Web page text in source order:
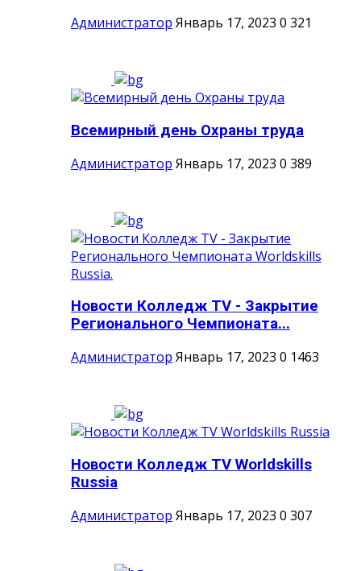
Администратор Январь 17, 2023 0 321
Всемирный день Охраны труда
Администратор Январь 17, 2023 0 389
Новости Колледж TV - Закрытие
Регионального Чемпионата...
Администратор Январь 17, 2023 0 1463
Новости Колледж TV Worldskills
Russia
Администратор Январь 17, 2023 0 307